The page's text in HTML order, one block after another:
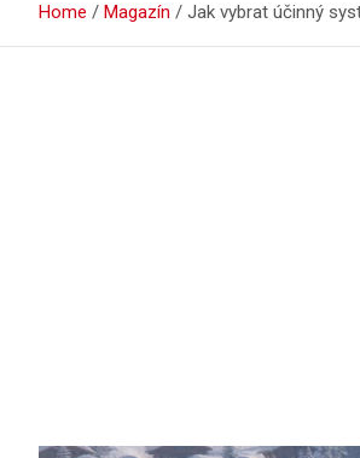
Home Magazín Jak vybrat účinný